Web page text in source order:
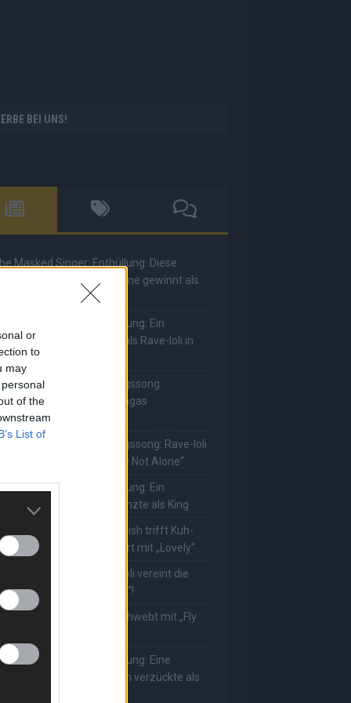
or
to
may
of the
List of
BEI UNS!
Masked Singer: Enthüllung: Diese
und Comedienne gewinnt als
Masked Singer: Enthüllung: Ein
Sänger hat sich als Rave-Ioli in
Herzen gesungen
Masked Singer: Lieblingssong:
kehrt mit Lady Gagas
zurück
Masked Singer: Lieblingssong: Rave-Ioli
erneut mit „You Are Not Alone“
Masked Singer: Enthüllung: Ein
Schauspieler glänzte als King
Masked Singer: Billie Eilish trifft Kuh-
Muuhnika verzaubert mit „Lovely“
Masked Singer: Rave-Ioli vereint die
mit „We Are The World“!
Masked Singer: King schwebt mit „Fly
Masked Singer: Enthüllung: Eine
Moderatorin verzückte als